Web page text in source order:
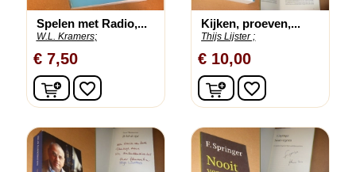
Spelen met Radio,...
W.L. Kramers;
€ 7,50
In winkelwagen
favorite_border
Kijken, proeven,...
Thijs Lijster ;
€ 10,00
In winkelwagen
favorite_border